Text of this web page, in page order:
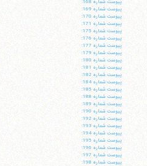
پيوست شماره 168:
پيوست شماره 169:
پيوست شماره 170:
پيوست شماره 171:
پيوست شماره 175:
پيوست شماره 176:
پيوست شماره 177:
پيوست شماره 179:
پيوست شماره 180:
پيوست شماره 181:
پيوست شماره 182:
پيوست شماره 184:
پيوست شماره 185:
پيوست شماره 188:
پيوست شماره 189:
پيوست شماره 190:
پيوست شماره 192:
پيوست شماره 193:
پيوست شماره 194:
پيوست شماره 195:
پيوست شماره 196:
پيوست شماره 197:
پيوست شماره 198: